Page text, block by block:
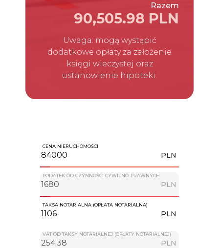
Razem
90,505.98 PLN
Uwaga: mogą wystąpić
dodatkowe opłaty za założenie
księgi wieczystej oraz
ustanowienie hipoteki.
CENA NIERUCHOMOŚCI
PLN
PODATEK OD CZYNNOŚCI CYWILNO-PRAWNYCH
PLN
TAKSA NOTARIALNA (OPŁATA NOTARIALNA)
PLN
VAT OD TAKSY NOTARIALNEJ (OPŁATY NOTARIALNEJ)
PLN